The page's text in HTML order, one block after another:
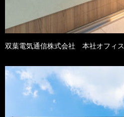
双葉電気通信株式会社 本社オフィス